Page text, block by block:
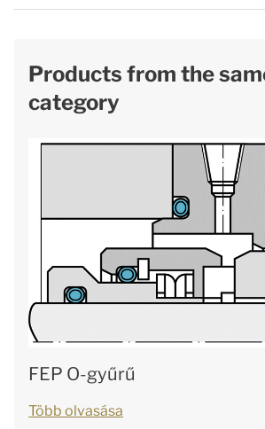
Products from the
category
FEP O-gyűrű
Több olvasása